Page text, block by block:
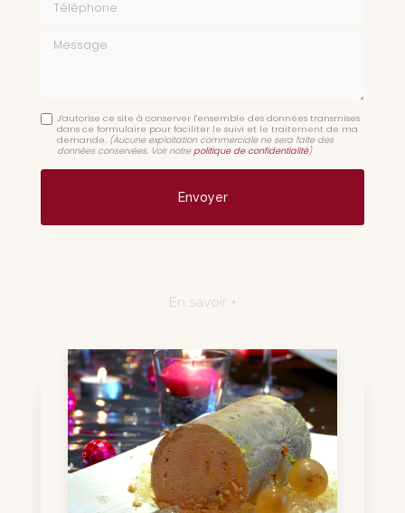
Message
J'autorise ce site à conserver l'ensemble des données transmises
dans ce formulaire pour faciliter le suivi et le traitement de ma
demande. (Aucune exploitation commerciale ne sera faite des
données conservées. Voir notre politique de confidentialité)
En savoir +